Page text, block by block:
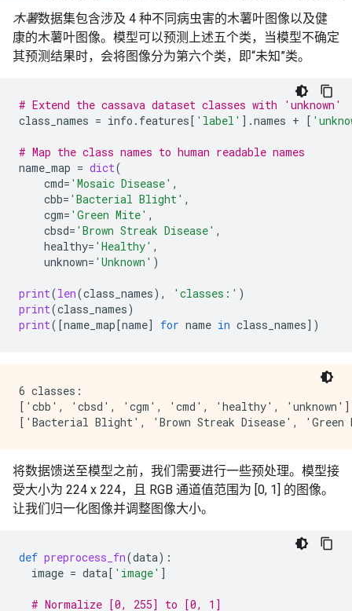
    download_size=1.26 GiB,
    dataset_size=Unknown size,
    features=FeaturesDict({
'image/filename': Text(shape=(),
'label': ClassLabel(shape=(),
    }),
    disable_shuffling=False,
    splits={
'test': <SplitInfo num_examples=1885,
'train': <SplitInfo num_examples=5656,
'validation': <SplitInfo num_examples=1889,
    },
    citation="""@misc{mwebaze2019icassava,
title={iCassava 2019Fine-Grained Visual
        year={2019},
        eprint={1908.02900},
        archivePrefix={arXiv},
木薯数据集包含涉及 4 种不同病虫害的木薯叶图像以及健
康的木薯叶图像。模型可以预测上述五个类，当模型不确定
其预测结果时，会将图像分为第六个类，即“未知”类。
# Extend the cassava dataset classes with 'unknown'
class_names = info . features[ 'label' ] .names + [
# Map the class names to human readable names
name_map = dict(
cmd= 'Mosaic Disease' ,
cbb= 'Bacterial Blight' ,
cgm= 'Green Mite' ,
cbsd= 'Brown Streak Disease' ,
healthy= 'Healthy' ,
unknown= 'Unknown' )
print(len(class_names), 'classes:' )
print(class_names)
print([name_map[name] for name in class_names])
6 classes:
['cbb', 'cbsd', 'cgm', 'cmd', 'healthy', 'unknown']
将数据馈送至模型之前，我们需要进行一些预处理。模型接
受大小为 224 x 224，且 RGB 通道值范围为 [0, 1] 的图像。
让我们归一化图像并调整图像大小。
def preprocess_fn(data):
image = data[ 'image' ]
# Normalize [0, 255] to [0, 1]